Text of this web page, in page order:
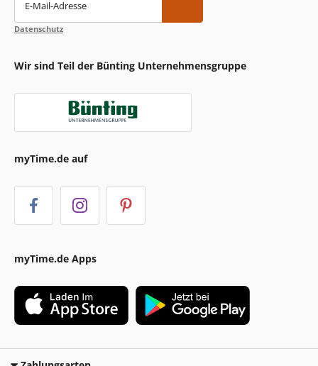
E-Mail-Adresse
Datenschutz
Wir sind Teil der Bünting Unternehmensgruppe
myTime.de auf
myTime.de Apps